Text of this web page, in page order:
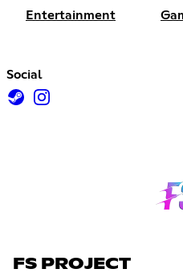
Entertainment
Social
FS PROJECT